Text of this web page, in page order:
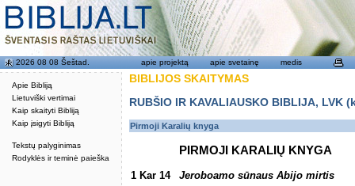
Apie Bibliją
Lietuviški vertimai
Kaip skaityti Bibliją
Kaip įsigyti Bibliją
Tekstų palyginimas
Rodyklės ir teminė paieška
2026 08 08 Šeštad. apie projektą apie svetainę medis
BIBLIJOS SKAITYMAS
RUBŠIO IR KAVALIAUSKO BIBLIJA,
Pirmoji Karalių knyga
PIRMOJI KARALIŲ KNYGA
1 Kar 14 Jeroboamo sūnaus Abijo mirtis